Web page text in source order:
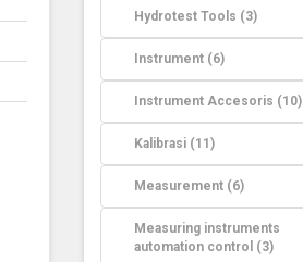
Hydrotest Tools (3)
Instrument (6)
Instrument Accesoris (10)
Kalibrasi (11)
Measurement (6)
Measuring instruments
automation control (3)